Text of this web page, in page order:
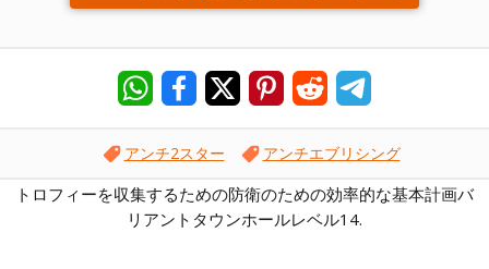
アンチ2スター アンチエブリシング
トロフィーを収集するための防衛のための効率的な基本計画バ
リアントタウンホールレベル14.